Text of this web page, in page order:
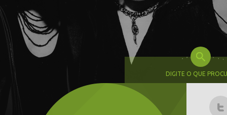
DIGITE O QUE